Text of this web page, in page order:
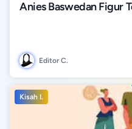
Anies Baswedan Figur
Editor C.
Kisah I.